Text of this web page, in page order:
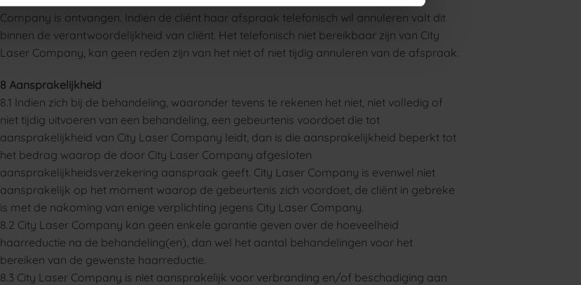
Company is ontvangen. Indien de cliënt haar afspraak telefonisch wil annuleren valt dit
binnen de verantwoordelijkheid van cliënt. Het telefonisch niet bereikbaar zijn van City
Laser Company, kan geen reden zijn van het niet of niet tijdig annuleren van de afspraak.
8 Aansprakelijkheid
8.1 Indien zich bij de behandeling, waaronder tevens te rekenen het niet, niet volledig of
niet tijdig uitvoeren van een behandeling, een gebeurtenis voordoet die tot
aansprakelijkheid van City Laser Company leidt, dan is die aansprakelijkheid beperkt tot
het bedrag waarop de door City Laser Company afgesloten
aansprakelijkheidsverzekering aanspraak geeft. City Laser Company is evenwel niet
aansprakelijk op het moment waarop de gebeurtenis zich voordoet, de cliënt in gebreke
is met de nakoming van enige verplichting jegens City Laser Company.
8.2 City Laser Company kan geen enkele garantie geven over de hoeveelheid
haarreductie na de behandeling(en), dan wel het aantal behandelingen voor het
bereiken van de gewenste haarreductie.
8.3 City Laser Company is niet aansprakelijk voor verbranding en/of beschadiging aan